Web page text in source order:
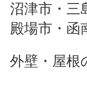
沼津市・三
殿場市・函
外壁・屋根